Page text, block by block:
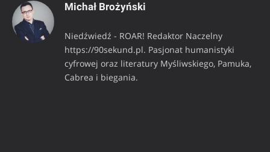
Michał Brożyński
Niedźwiedź - ROAR! Redaktor Naczelny
https://90sekund.pl. Pasjonat humanistyki
cyfrowej oraz literatury Myśliwskiego, Pamuka,
Cabrea i biegania.